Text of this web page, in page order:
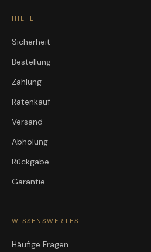
HILFE
Sicherheit
Bestellung
Zahlung
Ratenkauf
Versand
Abholung
Rückgabe
Garantie
WISSENSWERTES
Häufige Fragen